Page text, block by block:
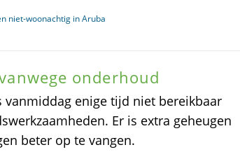
niet-woonachtig in Aruba
onderhoud
enige tijd niet bereikbaar
Er is extra geheugen
beter op te vangen.